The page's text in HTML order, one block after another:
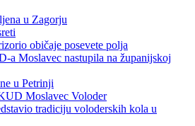
u Zagorju
običaje posevete polja
a Moslavec nastupila na županijskoj
u Petrinji
Moslavec Voloder
tradiciju voloderskih kola u